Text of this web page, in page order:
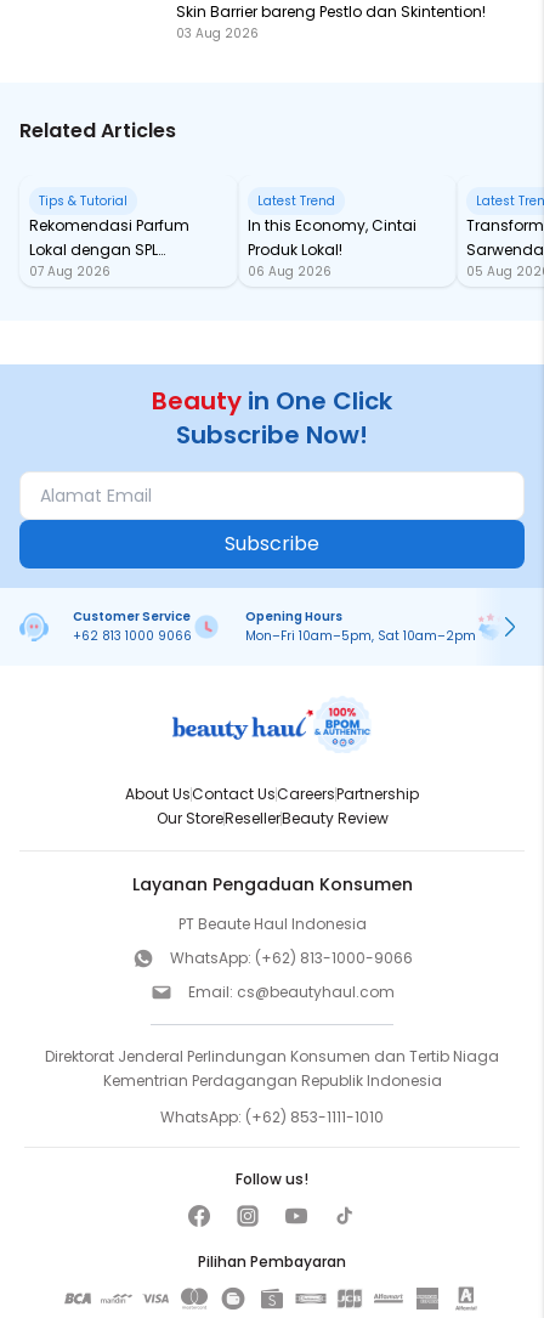
Skin Barrier bareng Pestlo dan Skintention!
03 Aug 2026
Related Articles
Tips & Tutorial
Rekomendasi Parfum
Lokal dengan SPL
Fantastis
07 Aug 2026
Latest Trend
In this Economy, Cintai
Produk Lokal!
06 Aug 2026
Latest
Semakin
05 Aug
Beauty in One Click
Subscribe Now!
Subscribe
Customer Service
+62 813 1000 9066
Opening Hours
Mon–Fri 10am–5pm, Sat 10am–2pm
About UsContact UsCareersPartnership
Our StoreResellerBeauty Review
Layanan Pengaduan Konsumen
PT Beaute Haul Indonesia
WhatsApp: (+62) 813-1000-9066
Email: cs@beautyhaul.com
Direktorat Jenderal Perlindungan Konsumen dan Tertib Niaga
Kementrian Perdagangan Republik Indonesia
WhatsApp: (+62) 853-1111-1010
Pilihan Pembayaran
Follow us!